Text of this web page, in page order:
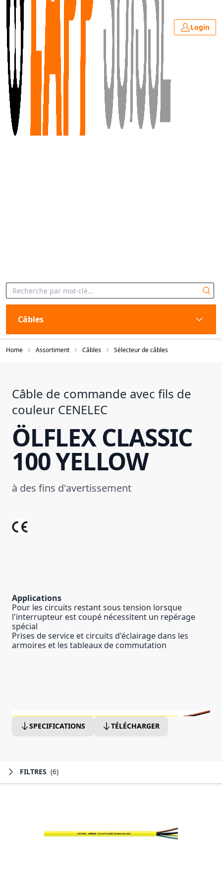
Login
Câbles
Home Assortiment Câbles Sélecteur de câbles
Câble de commande avec fils de
couleur CENELEC
ÖLFLEX CLASSIC
100 YELLOW
à des fins d'avertissement
Applications
Pour les circuits restant sous tension lorsque
l'interrupteur est coupé nécessitent un repérage
spécial
Prises de service et circuits d'éclairage dans les
armoires et les tableaux de commutation
SPECIFICATIONS TÉLÉCHARGER
FILTRES (6)